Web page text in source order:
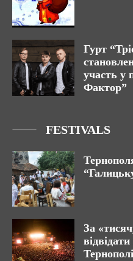
Гурт
участь у
Фактор”
FESTIVALS
За
Тернополі